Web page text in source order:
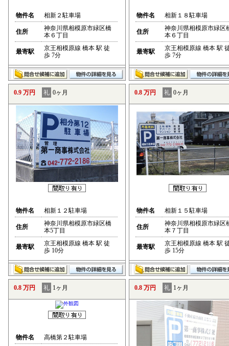
物件名 相新２駐車場
住所
神奈川県相模原市緑区橋
本６丁目
最寄駅
京王相模原線 橋本 駅 徒
歩 7分
物件名 相新１８駐車場
住所
神奈川県相模原市緑区
本６丁目
最寄駅
京王相模原線 橋本 駅
歩 7分
0.9 万円 礼 0ヶ月
物件名 相新１２駐車場
住所
神奈川県相模原市緑区橋
本5丁目
最寄駅
京王相模原線 橋本 駅 徒
歩 10分
0.8 万円 礼 0ヶ月
物件名 相新１５駐車場
住所
神奈川県相模原市緑区
本７丁目
最寄駅
京王相模原線 橋本 駅
歩 15分
0.8 万円 礼 1ヶ月
物件名 高橋第２駐車場
0.8 万円 礼 1ヶ月